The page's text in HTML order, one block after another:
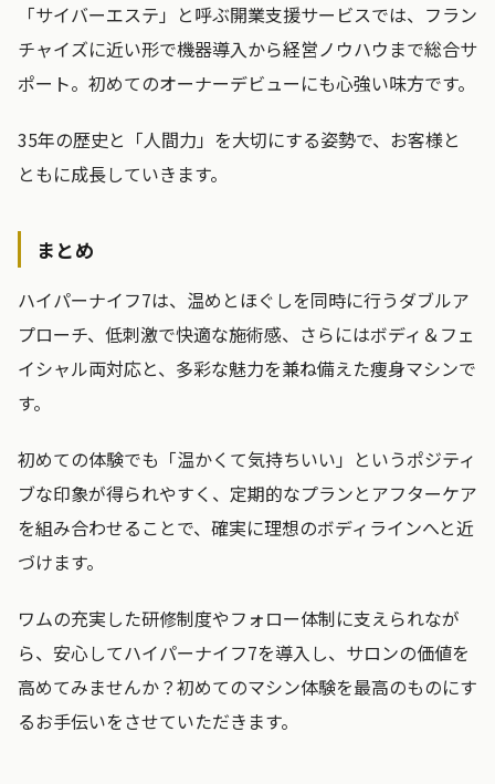
「サイバーエステ」と呼ぶ開業支援サービスでは、フラン
チャイズに近い形で機器導入から経営ノウハウまで総合サ
ポート。初めてのオーナーデビューにも心強い味方です。
35年の歴史と「人間力」を大切にする姿勢で、お客様と
ともに成長していきます。
まとめ
ハイパーナイフ7は、温めとほぐしを同時に行うダブルア
プローチ、低刺激で快適な施術感、さらにはボディ＆フェ
イシャル両対応と、多彩な魅力を兼ね備えた痩身マシンで
す。
初めての体験でも「温かくて気持ちいい」というポジティ
ブな印象が得られやすく、定期的なプランとアフターケア
を組み合わせることで、確実に理想のボディラインへと近
づけます。
ワムの充実した研修制度やフォロー体制に支えられなが
ら、安心してハイパーナイフ7を導入し、サロンの価値を
高めてみませんか？初めてのマシン体験を最高のものにす
るお手伝いをさせていただきます。